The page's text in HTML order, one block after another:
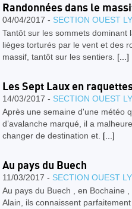
Randonnées dans le
04/04/2017 - SECTION OUEST
Tantôt sur les sommets dominant
lièges torturés par le vent et des
massif, tantôt sur les sentiers. [...]
Les Sept Laux en
14/03/2017 - SECTION OUEST
Après une semaine d'une météo
d’avalanche marqué, il a
changer de destination et. [...]
Au pays du Buech
11/03/2017 - SECTION OUEST
Au pays du Buech , en Bochaine
Alain, ils connaissent